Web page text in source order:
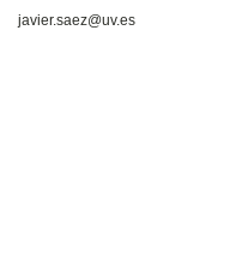
javier.saez@uv.es